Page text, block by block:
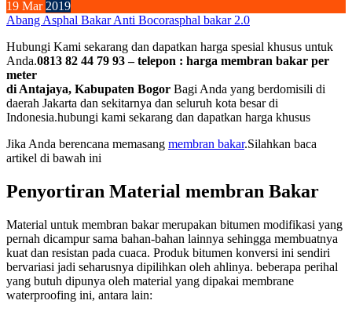
19 Mar2019
Abang Asphal Bakar Anti Bocorasphal bakar 2.0
Hubungi Kami sekarang dan dapatkan harga spesial khusus untuk
Anda.0813 82 44 79 93 – telepon : harga membran bakar per
meter
di Antajaya, Kabupaten Bogor Bagi Anda yang berdomisili di
daerah Jakarta dan sekitarnya dan seluruh kota besar di
Indonesia.hubungi kami sekarang dan dapatkan harga khusus
Jika Anda berencana memasang membran bakar.Silahkan baca
artikel di bawah ini
Penyortiran Material membran Bakar
Material untuk membran bakar merupakan bitumen modifikasi yang
pernah dicampur sama bahan-bahan lainnya sehingga membuatnya
kuat dan resistan pada cuaca. Produk bitumen konversi ini sendiri
bervariasi jadi seharusnya dipilihkan oleh ahlinya. beberapa perihal
yang butuh dipunya oleh material yang dipakai membrane
waterproofing ini, antara lain: